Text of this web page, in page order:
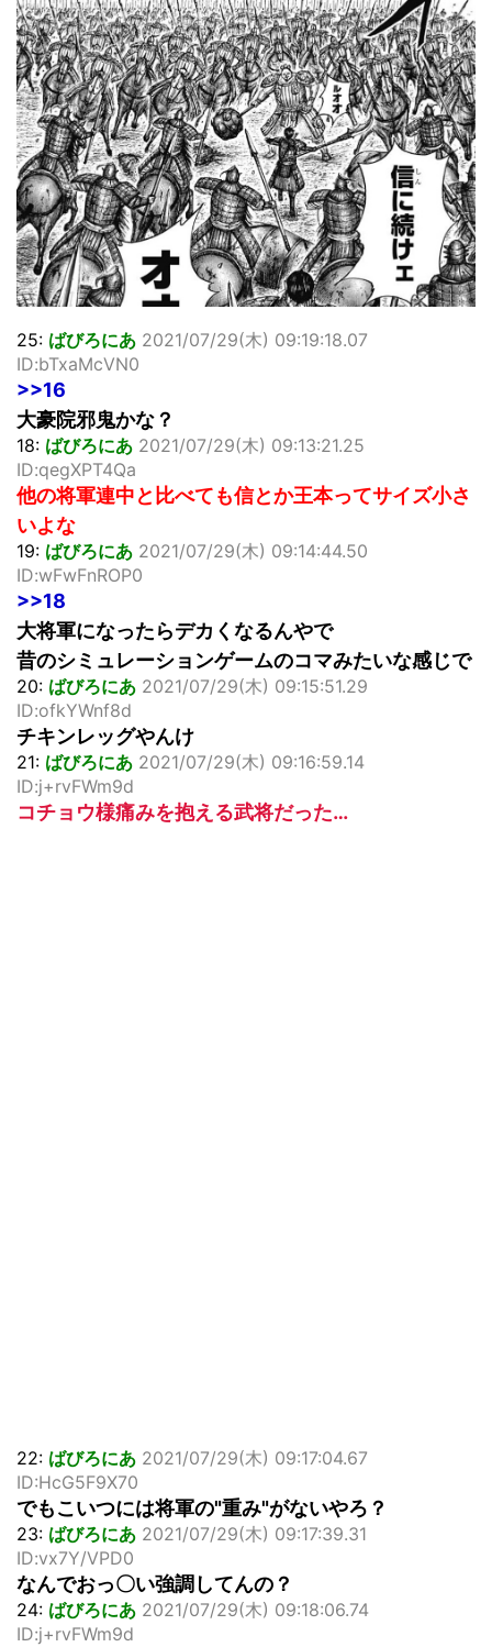
25: ばびろにあ 2021/07/29(木) 09:19:18.07
ID:bTxaMcVN0
>>16
大豪院邪鬼かな？
18: ばびろにあ 2021/07/29(木) 09:13:21.25
ID:qegXPT4Qa
他の将軍連中と比べても信とか王本ってサイズ小さ
いよな
19: ばびろにあ 2021/07/29(木) 09:14:44.50
ID:wFwFnROP0
>>18
大将軍になったらデカくなるんやで
昔のシミュレーションゲームのコマみたいな感じで
20: ばびろにあ 2021/07/29(木) 09:15:51.29
ID:ofkYWnf8d
チキンレッグやんけ
21: ばびろにあ 2021/07/29(木) 09:16:59.14
ID:j+rvFWm9d
コチョウ様痛みを抱える武将だった…
22: ばびろにあ 2021/07/29(木) 09:17:04.67
ID:HcG5F9X70
でもこいつには将軍の"重み"がないやろ？
23: ばびろにあ 2021/07/29(木) 09:17:39.31
ID:vx7Y/VPD0
なんでおっ〇い強調してんの？
24: ばびろにあ 2021/07/29(木) 09:18:06.74
ID:j+rvFWm9d